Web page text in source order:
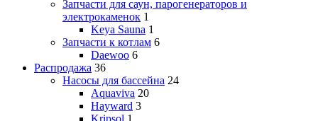
Запчасти для саун, парогенераторов и
электрокаменок 1
Keya Sauna 1
Запчасти к котлам 6
Daewoo 6
Распродажа 36
Насосы для бассейна 24
Aquaviva 20
Hayward 3